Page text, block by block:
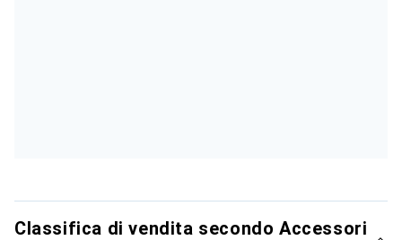
Classifica di vendita secondo Accessori